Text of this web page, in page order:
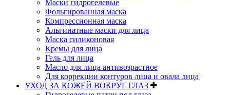
Маски гидрогелевые
Фольгированная маска
Компрессионная маска
Альгинатные маски для лица
Маска силиконовая
Кремы для лица
Гель для лица
Масло для лица антивозрастное
Для коррекции контуров лица и овала лица
УХОД ЗА КОЖЕЙ ВОКРУГ ГЛАЗ